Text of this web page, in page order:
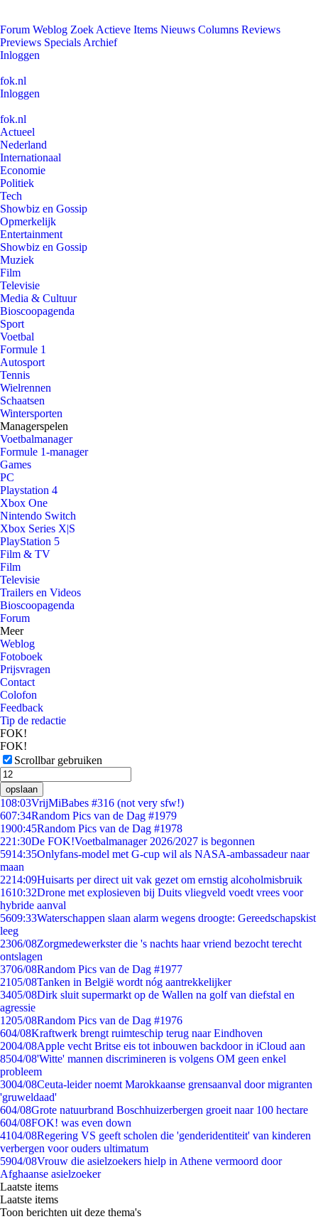
Forum Weblog Zoek Actieve Items Nieuws Columns Reviews
Previews Specials Archief
Inloggen
fok.nl
Inloggen
fok.nl
Actueel
Nederland
Internationaal
Economie
Politiek
Tech
Showbiz en Gossip
Opmerkelijk
Entertainment
Showbiz en Gossip
Muziek
Film
Televisie
Media & Cultuur
Bioscoopagenda
Sport
Voetbal
Formule 1
Autosport
Tennis
Wielrennen
Schaatsen
Wintersporten
Managerspelen
Voetbalmanager
Formule 1-manager
Games
PC
Playstation 4
Xbox One
Nintendo Switch
Xbox Series X|S
PlayStation 5
Film & TV
Film
Televisie
Trailers en Videos
Bioscoopagenda
Forum
Meer
Weblog
Fotoboek
Prijsvragen
Contact
Colofon
Feedback
Tip de redactie
FOK!
FOK!
Scrollbar gebruiken
opslaan
108:03VrijMiBabes #316 (not very sfw!)
607:34Random Pics van de Dag #1979
1900:45Random Pics van de Dag #1978
221:30De FOK!Voetbalmanager 2026/2027 is begonnen
5914:35Onlyfans-model met G-cup wil als NASA-ambassadeur naar
maan
2214:09Huisarts per direct uit vak gezet om ernstig alcoholmisbruik
1610:32Drone met explosieven bij Duits vliegveld voedt vrees voor
hybride aanval
5609:33Waterschappen slaan alarm wegens droogte: Gereedschapskist
leeg
2306/08Zorgmedewerkster die 's nachts haar vriend bezocht terecht
ontslagen
3706/08Random Pics van de Dag #1977
2105/08Tanken in België wordt nóg aantrekkelijker
3405/08Dirk sluit supermarkt op de Wallen na golf van diefstal en
agressie
1205/08Random Pics van de Dag #1976
604/08Kraftwerk brengt ruimteschip terug naar Eindhoven
2004/08Apple vecht Britse eis tot inbouwen backdoor in iCloud aan
8504/08'Witte' mannen discrimineren is volgens OM geen enkel
probleem
3004/08Ceuta-leider noemt Marokkaanse grensaanval door migranten
'gruweldaad'
604/08Grote natuurbrand Boschhuizerbergen groeit naar 100 hectare
604/08FOK! was even down
4104/08Regering VS geeft scholen die 'genderidentiteit' van kinderen
verbergen voor ouders ultimatum
5904/08Vrouw die asielzoekers hielp in Athene vermoord door
Afghaanse asielzoeker
Laatste items
Laatste items
Toon berichten uit deze thema's